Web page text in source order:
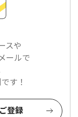
スや
ールで
す！
登録